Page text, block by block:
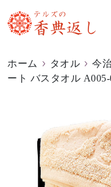
ホーム タオル
今
ート バスタオル A005-